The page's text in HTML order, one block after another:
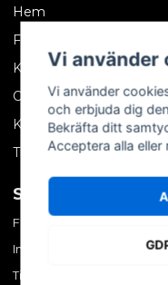
Hem
Företagskund
Kontakta oss
Om oss
Köpvillkor
Tips & trix
SOCIALA
Facebook
Instagram
TikTok
Vi använder
Vi använder
och erbjuda dig
Bekräfta ditt
Acceptera alla eller